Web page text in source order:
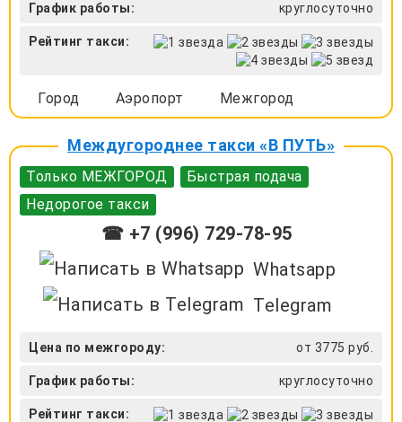
График работы: круглосуточно
Рейтинг такси:
Город Аэропорт Межгород
Междугороднее такси «В ПУТЬ»
Только МЕЖГОРОД
Быстрая подача
Недорогое такси
☎ +7 (996) 729-78-95
Whatsapp
Telegram
Цена по межгороду: от 3775 руб.
График работы: круглосуточно
Рейтинг такси: